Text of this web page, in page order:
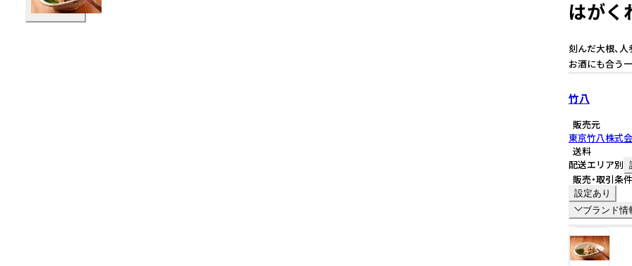
はがく
刻んだ大根、
お酒にも合う
竹八
販売元
東京竹八株式
送料
配送エリア別
販売・取引条件
設定あり
ブランド情